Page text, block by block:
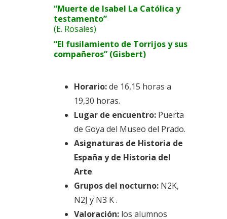
“Muerte de Isabel La Católica y
testamento”
(E. Rosales)
“El fusilamiento de Torrijos y sus
compañeros” (Gisbert)
Horario:de 16,15 horas a
19,30 horas.
Lugar de encuentro: Puerta
de Goya del Museo del Prado.
Asignaturas de Historia de
España y de Historia del
Arte.
Grupos del nocturno: N2K,
N2J y N3 K .
Valoración: los alumnos